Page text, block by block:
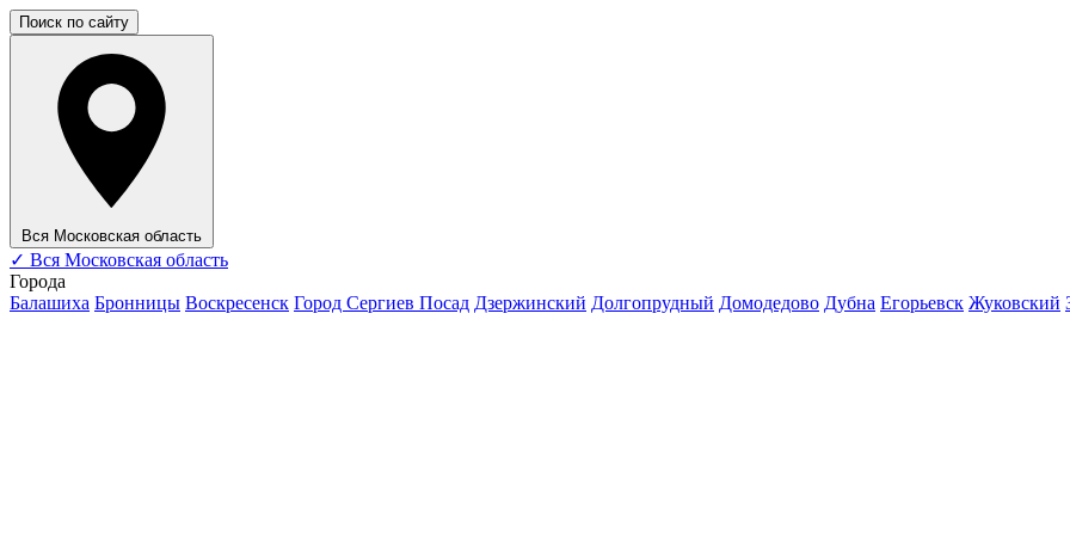
Поиск по сайту
Вся Московская область
✓ Вся Московская область
Города
Балашиха Бронницы Воскресенск Город Сергиев Посад Дзержинский Долгопрудный Домодедово Дубна Егорьевск Жуковский